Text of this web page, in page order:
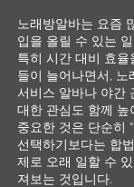
노래방알바는 요즘
입을 올릴 수 있는
특히 시간 대비 효
들이 늘어나면서, 노
서비스 알바나 야간
대한 관심도 함께 높
중요한 것은 단순히
선택하기보다는 합
제로 오래 일할 수
져보는 것입니다.